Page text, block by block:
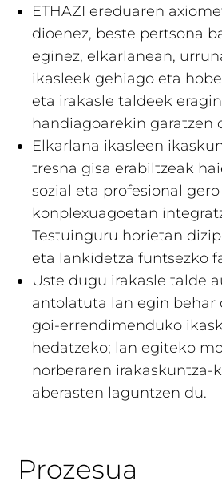
ETHAZI ereduaren
dioenez, beste pertsona
eginez, elkarlanean,
ikasleek gehiago eta
eta irakasle taldeek
handiagoarekin garatzen
Elkarlana ikasleen
tresna gisa erabiltzeak
sozial eta profesional gero
konplexuagoetan
Testuinguru horietan
eta lankidetza funtsezko
Uste dugu irakasle talde
antolatuta lan egin behar
goi-errendimenduko
hedatzeko; lan egiteko
norberaren irakaskuntza-
aberasten laguntzen du.
Prozesua